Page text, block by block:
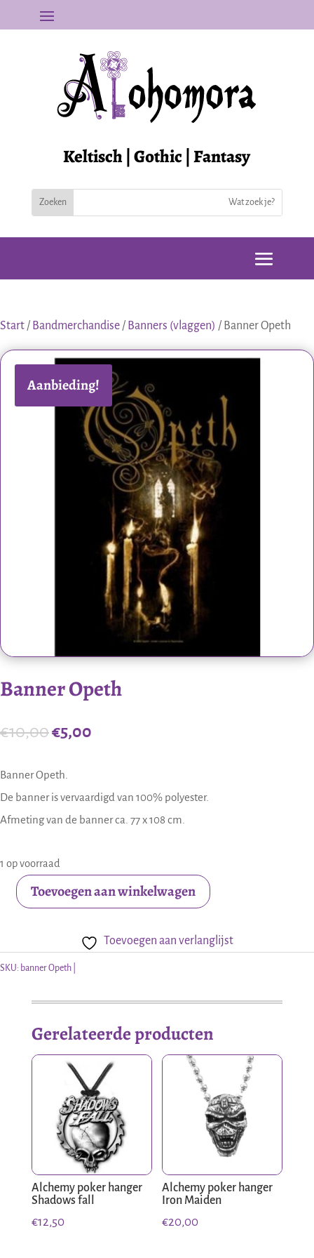
Keltisch | Gothic | Fantasy
Start / Bandmerchandise / Banners (vlaggen) / Banner Opeth
Aanbieding!
Banner Opeth
€10,00Oorspronkelijke
was:
€10,00.
€5,00
€5,00.
Banner Opeth.
De banner is vervaardigd van 100% polyester.
Afmeting van de banner ca. 77 x 108 cm.
1 op voorraad
Banner
Toevoegen aan winkelwagen
Toevoegen aan verlanglijst
SKU: banner Opeth
Gerelateerde producten
Alchemy poker hanger
Shadows fall
€12,50
Alchemy poker hanger
Iron Maiden
€20,00